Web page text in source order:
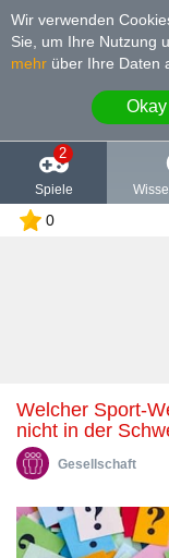
Wir verwenden
Sie, um Ihre Nutzung
mehr über Ihre Daten
Okay
2
Spiele
0
Welcher Sport-Weltverband hat seinen Hauptsitz
nicht in der
Gesellschaft